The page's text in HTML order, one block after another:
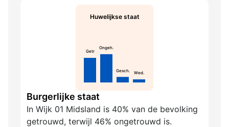
Huwelijkse staat
Getr
Ongeh.
Gesch. Wed.
Burgerlijke staat
In Wijk 01 Midsland is 40% van de bevolking
getrouwd, terwijl 46% ongetrouwd is.